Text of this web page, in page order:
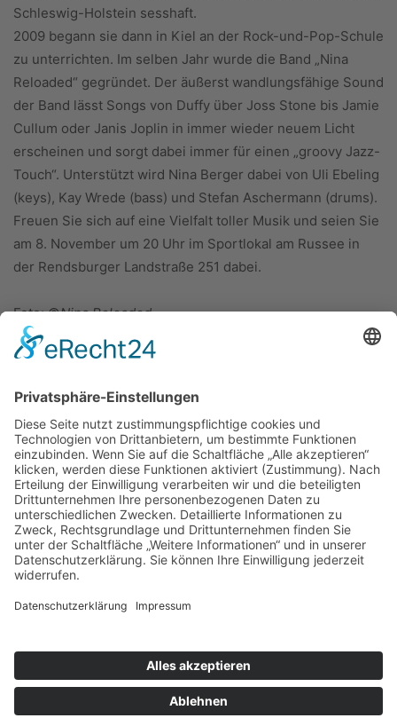
Schleswig-Holstein sesshaft.
2009 begann sie dann in Kiel an der Rock-und-Pop-Schule
zu unterrichten. Im selben Jahr wurde die Band „Nina
Reloaded“ gegründet. Der äußerst wandlungsfähige Sound
der Band lässt Songs von Duffy über Joss Stone bis Jamie
Cullum oder Janis Joplin in immer wieder neuem Licht
erscheinen und sorgt dabei immer für einen „groovy Jazz-
Touch“. Unterstützt wird Nina Berger dabei von Uli Ebeling
(keys), Kay Wrede (bass) und Stefan Aschermann (drums).
Freuen Sie sich auf eine Vielfalt toller Musik und seien Sie
am 8. November um 20 Uhr im Sportlokal am Russee in
der Rendsburger Landstraße 251 dabei.
Foto: ©Nina Reloaded
ÜBER UNS
KIEL LOKAL
Carsten Frahm Verlag, Inhaber Carsten Frahm
24113 Kiel
Kontaktieren Sie uns:redaktion@kiellokal.de